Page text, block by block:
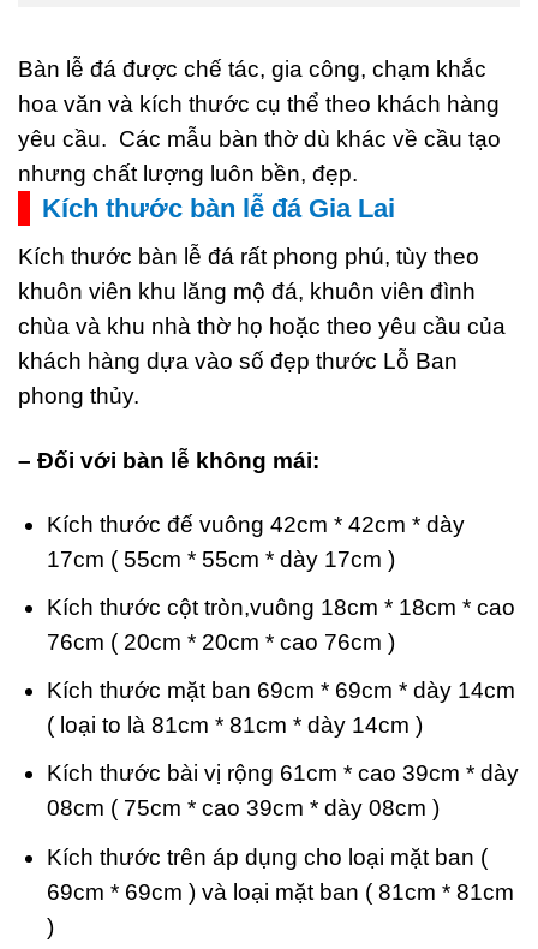
Bàn lễ đá được chế tác, gia công, chạm khắc
hoa văn và kích thước cụ thể theo khách hàng
yêu cầu. Các mẫu bàn thờ dù khác về cầu tạo
nhưng chất lượng luôn bền, đẹp.
Kích thước bàn lễ đá Gia Lai
Kích thước bàn lễ đá rất phong phú, tùy theo
khuôn viên khu lăng mộ đá, khuôn viên đình
chùa và khu nhà thờ họ hoặc theo yêu cầu của
khách hàng dựa vào số đẹp thước Lỗ Ban
phong thủy.
– Đối với bàn lễ không mái:
Kích thước đế vuông 42cm * 42cm * dày
17cm ( 55cm * 55cm * dày 17cm )
Kích thước cột tròn,vuông 18cm * 18cm * cao
76cm ( 20cm * 20cm * cao 76cm )
Kích thước mặt ban 69cm * 69cm * dày 14cm
( loại to là 81cm * 81cm * dày 14cm )
Kích thước bài vị rộng 61cm * cao 39cm * dày
08cm ( 75cm * cao 39cm * dày 08cm )
Kích thước trên áp dụng cho loại mặt ban (
69cm * 69cm ) và loại mặt ban ( 81cm * 81cm
)